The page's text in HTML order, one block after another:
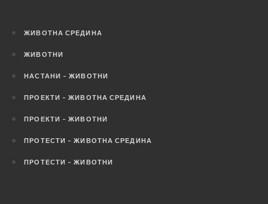
ЖИВОТНА СРЕДИНА
ЖИВОТНИ
НАСТАНИ – ЖИВОТНИ
ПРОЕКТИ – ЖИВОТНА СРЕДИНА
ПРОЕКТИ – ЖИВОТНИ
ПРОТЕСТИ – ЖИВОТНА СРЕДИНА
ПРОТЕСТИ – ЖИВОТНИ